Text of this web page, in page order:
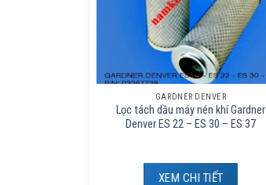
GARDNER DENVER
Lọc tách dầu máy nén khí Gardner
Denver ES 22 – ES 30 – ES 37
XEM CHI TIẾT